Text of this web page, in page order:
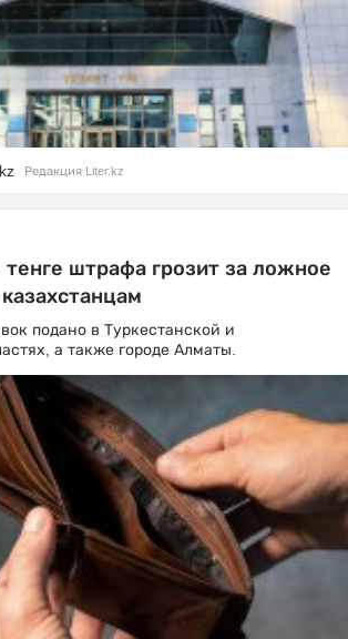
Редакция Liter.kz
штрафа грозит за ложное
подано в Туркестанской и
а также городе Алматы.